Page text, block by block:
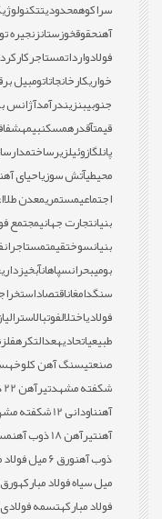
سراکوهمحدودیتتکنولوژی
آهنحقوقخوزستانزنجیره
فولادوارداتمستاجر
خواریکارخانجاتاتومبیل
جنوبیبنزیندرآمدآژانس
قیمتآقدرهمسکنبیمه
پانلگازوئیلزیرساختمدارس
محیطیآتش سوزیاحیای آهن
اجتماعیمستمریمعدن طلا
بنیانتجارت جهانیمجتمع
بنیانسوختقیمتمستاجران
بومیبحرانسپاهانآبخیزداری
سنگدامغاناقتصاد
فولادیاختلالفوتبالاسترالیا
طبیعیاتحادیهعدالتکرهفلز
صنعتیسنگ آهن کلوخه
شکفته مشهدتیرآهن 22 ذوب آهن
آهنناودانی 12 شکفته مشهد
آهنتیرآهن 18 ذوب آهن
ذوب آهنورق 6 میل فولاد مبارکه
میل سیاه فولاد مبارکهورق 15 میل سیاه فولاد مبارکه
فولاد مبارکهتسمه فولادی 15 میل